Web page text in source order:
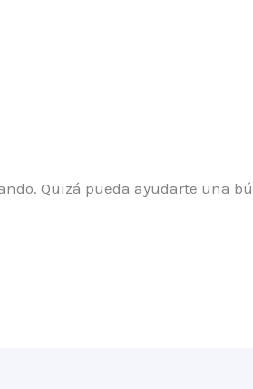
Quizá pueda ayudarte una